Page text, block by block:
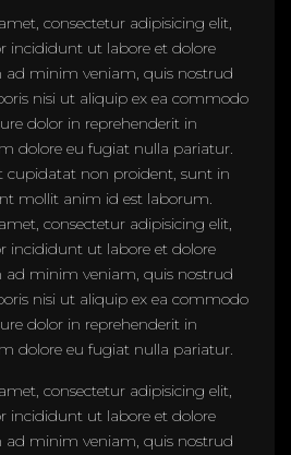
consectetur adipisicing elit,
incididunt ut labore et dolore
ad minim veniam, quis nostrud
nisi ut aliquip ex ea commodo
dolor in reprehenderit in
dolore eu fugiat nulla pariatur.
cupidatat non proident, sunt in
mollit anim id est laborum.
consectetur adipisicing elit,
incididunt ut labore et dolore
ad minim veniam, quis nostrud
nisi ut aliquip ex ea commodo
dolor in reprehenderit in
dolore eu fugiat nulla pariatur.
consectetur adipisicing elit,
incididunt ut labore et dolore
ad minim veniam, quis nostrud